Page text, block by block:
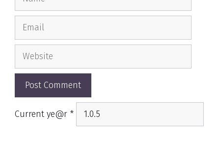
Email
Website
Current ye@r *